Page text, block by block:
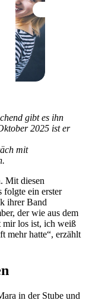
gibt es ihn
2025 ist er
mit
Mit diesen
folgte ein erster
ihrer Band
der wie aus dem
mir los ist, ich weiß
mehr hatte“, erzählt
in der Stube und